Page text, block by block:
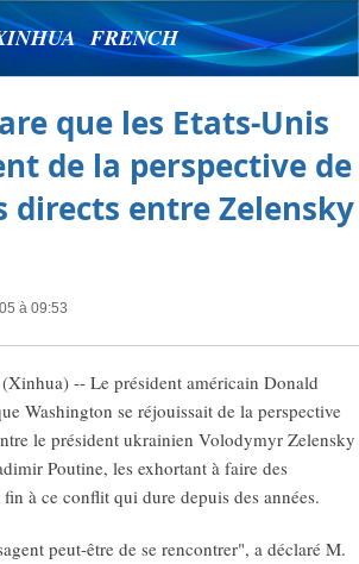
FRENCH
que les Etats-Unis
de la perspective de
directs entre Zelensky
à 09:53
-- Le président américain Donald
Washington se réjouissait de la perspective
le président ukrainien Volodymyr Zelensky
Poutine, les exhortant à faire des
à ce conflit qui dure depuis des années.
peut-être de se rencontrer", a déclaré M.